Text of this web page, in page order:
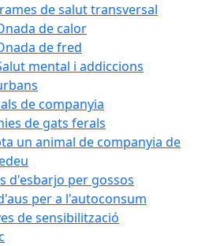
de salut transversal
de calor
de fred
mental i addiccions
de companyia
de gats ferals
un animal de companyia de
d'esbarjo per gossos
per a l'autoconsum
de sensibilització